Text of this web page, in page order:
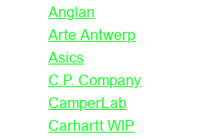
Anglan
Arte Antwerp
Asics
C.P. Company
CamperLab
Carhartt WIP